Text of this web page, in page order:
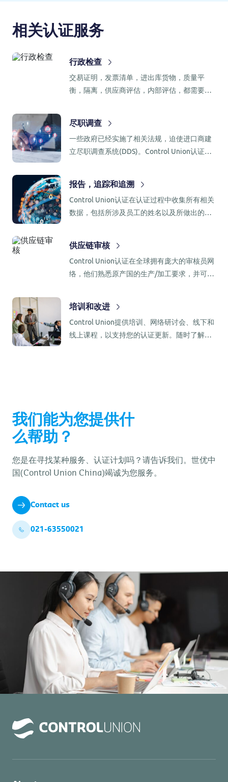
相关认证服务
行政检查
交易证明，发票清单，进出库货物，质量平
衡，隔离，供应商评估，内部评估，都需要进
尽职调查
一些政府已经实施了相关法规，迫使进口商建
立尽职调查系统(DDS)。Control Union认证业
报告，追踪和追溯
Control Union认证在认证过程中收集所有相关
数据，包括所涉及员工的姓名以及所做出的任
供应链审核
Control Union认证在全球拥有庞大的审核员网
络，他们熟悉原产国的生产/加工要求，并可随
培训和改进
Control Union提供培训、网络研讨会、线下和
线上课程，以支持您的认证更新。随时了解最
我们能为您提供什
么帮助？
您是在寻找某种服务、认证计划吗？请告诉我们。世优中
国(Control Union China)竭诚为您服务。
Contact us
021-63550021